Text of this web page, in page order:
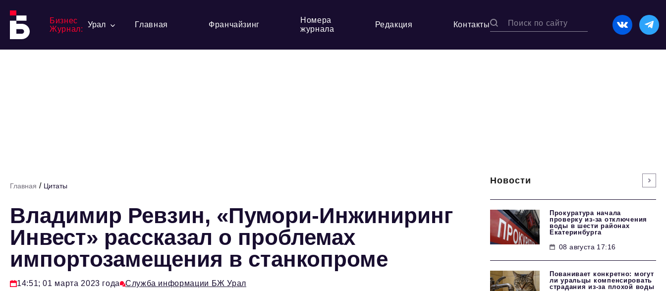
Бизнес
Журнал:
Урал Главная Франчайзинг
Номера
журнала
Редакция Контакты
Главная / Цитаты
Владимир Ревзин, «Пумори-Инжиниринг
Инвест» рассказал о проблемах
импортозамещения в станкопроме
14:51; 01 марта 2023 года Служба информации БЖ Урал
Новости
Прокуратура начала
проверку из-за отключения
воды в шести районах
Екатеринбурга
08 августа 17:16
Пованивает конкретно: могут
ли уральцы компенсировать
страдания из-за плохой воды